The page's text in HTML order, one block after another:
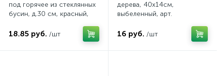
под горячее из стеклянных
бусин, д.30 см, красный,
18.85 руб. /шт
дерева, 40х14см,
выбеленный, арт.
16 руб. /шт